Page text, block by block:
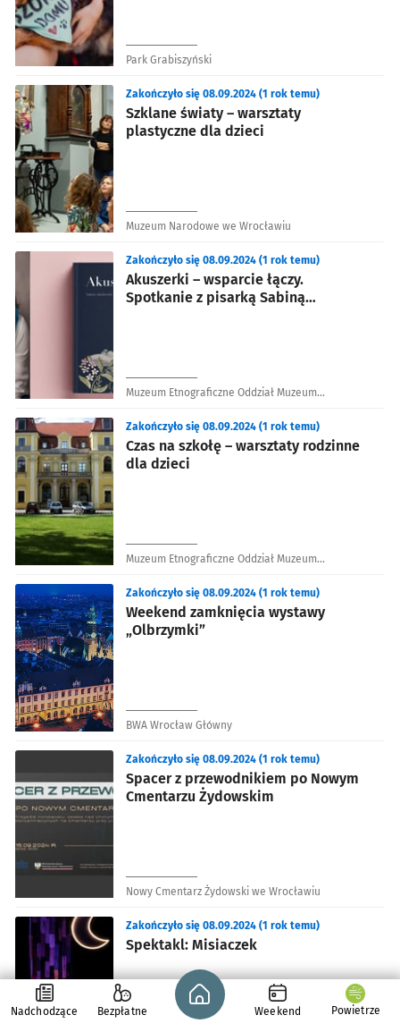
Park Grabiszyński
Szklane światy – warsztaty
plastyczne dla dzieci
Zakończyło się 08.09.2024 (1 rok temu)
Muzeum Narodowe we Wrocławiu
Akuszerki – wsparcie łączy.
Spotkanie z pisarką Sabiną
Zakończyło się 08.09.2024 (1 rok temu)
Muzeum Etnograficzne Oddział Muzeum
Czas na szkołę – warsztaty rodzinne
dla dzieci
Zakończyło się 08.09.2024 (1 rok temu)
Muzeum Etnograficzne Oddział Muzeum
Weekend zamknięcia wystawy
„Olbrzymki”
Zakończyło się 08.09.2024 (1 rok temu)
BWA Wrocław Główny
Spacer z przewodnikiem po Nowym
Cmentarzu Żydowskim
Zakończyło się 08.09.2024 (1 rok temu)
Nowy Cmentarz Żydowski we Wrocławiu
Spektakl: Misiaczek
Zakończyło się 08.09.2024 (1 rok temu)
Nadchodzące Bezpłatne
Strona główna - wroclaw.pl
Weekend Powietrze